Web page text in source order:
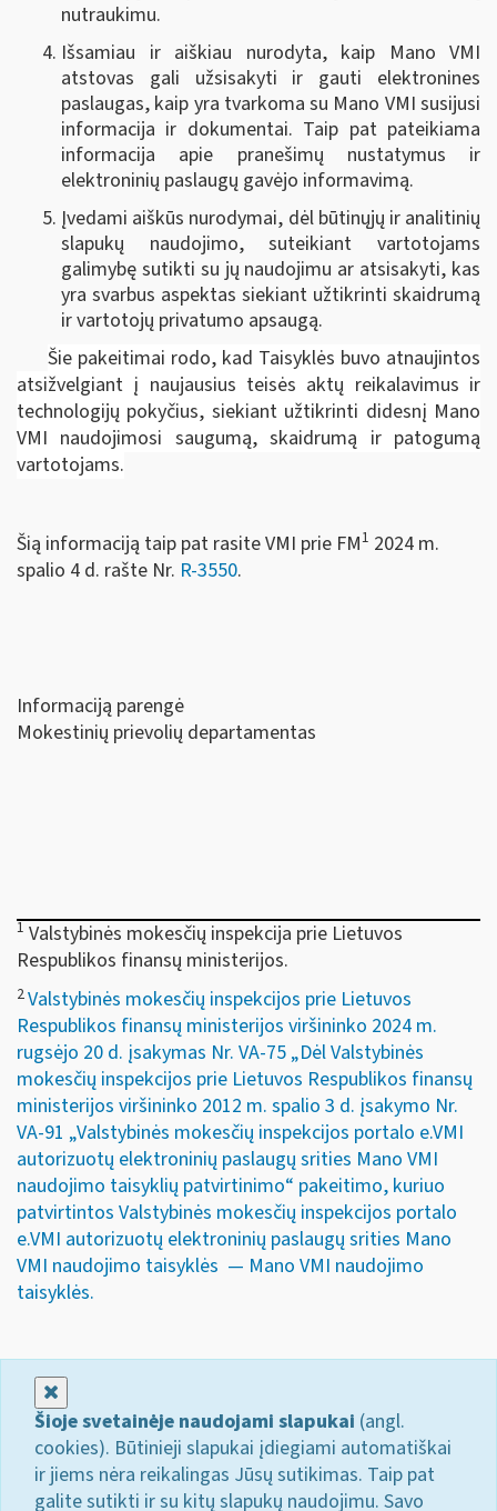
nutraukimu.
Išsamiau ir aiškiau nurodyta, kaip Mano VMI
atstovas gali užsisakyti ir gauti elektronines
paslaugas, kaip yra tvarkoma su Mano VMI susijusi
informacija ir dokumentai. Taip pat pateikiama
informacija apie pranešimų nustatymus ir
elektroninių paslaugų gavėjo informavimą.
Įvedami aiškūs nurodymai, dėl būtinųjų ir analitinių
slapukų naudojimo, suteikiant vartotojams
galimybę sutikti su jų naudojimu ar atsisakyti, kas
yra svarbus aspektas siekiant užtikrinti skaidrumą
ir vartotojų privatumo apsaugą.
Šie pakeitimai rodo, kad Taisyklės buvo atnaujintos
atsižvelgiant į naujausius teisės aktų reikalavimus ir
technologijų pokyčius, siekiant užtikrinti didesnį Mano
VMI naudojimosi saugumą, skaidrumą ir patogumą
vartotojams.
Šią informaciją taip pat rasite VMI prie FM1 2024 m.
spalio 4 d. rašte Nr. R-3550.
Informaciją parengė
Mokestinių prievolių departamentas
1 Valstybinės mokesčių inspekcija prie Lietuvos
Respublikos finansų ministerijos.
2Valstybinės mokesčių inspekcijos prie Lietuvos
Respublikos finansų ministerijos viršininko 2024 m.
rugsėjo 20 d. įsakymas Nr. VA-75 „Dėl Valstybinės
mokesčių inspekcijos prie Lietuvos Respublikos finansų
ministerijos viršininko 2012 m. spalio 3 d. įsakymo Nr.
VA-91 „Valstybinės mokesčių inspekcijos portalo e.VMI
autorizuotų elektroninių paslaugų srities Mano VMI
naudojimo taisyklių patvirtinimo“ pakeitimo, kuriuo
patvirtintos Valstybinės mokesčių inspekcijos portalo
e.VMI autorizuotų elektroninių paslaugų srities Mano
VMI naudojimo taisyklės — Mano VMI naudojimo
taisyklės.
Šioje svetainėje naudojami slapukai (angl.
cookies). Būtinieji slapukai įdiegiami automatiškai
ir jiems nėra reikalingas Jūsų sutikimas. Taip pat
galite sutikti ir su kitų slapukų naudojimu. Savo